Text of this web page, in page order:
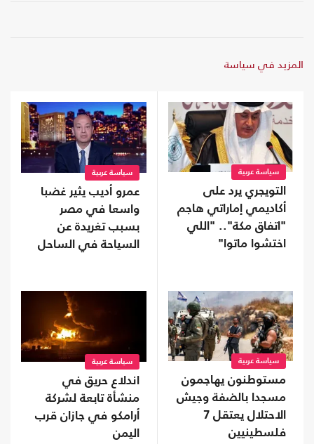
المزيد في سياسة
سياسة عربية
التويجري يرد على
أكاديمي إماراتي هاجم
"اتفاق مكة".. "اللي
اختشوا ماتوا"
سياسة عربية
عمرو أديب يثير غضبا
واسعا في مصر
بسبب تغريدة عن
السياحة في الساحل
سياسة عربية
مستوطنون يهاجمون
مسجدا بالضفة وجيش
الاحتلال يعتقل 7
فلسطينيين
سياسة عربية
اندلاع حريق في
منشأة تابعة لشركة
أرامكو في جازان قرب
اليمن